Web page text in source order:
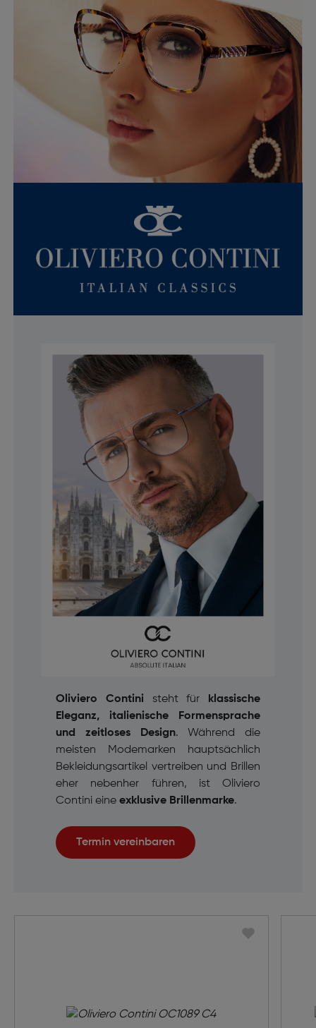
Oliviero Contini steht für klassische
Eleganz, italienische Formensprache
und zeitloses Design. Während die
meisten Modemarken hauptsächlich
Bekleidungsartikel vertreiben und Brillen
eher nebenher führen, ist Oliviero
Contini eine exklusive Brillenmarke.
Termin vereinbaren